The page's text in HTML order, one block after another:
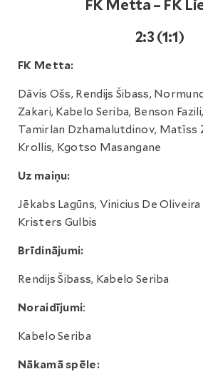
FK Metta – FK
2:3 (1:1)
FK Metta:
Dāvis Ošs, Rendijs Šibass,
Zakari, Kabelo Seriba, Benson
Tamirlan Dzhamalutdinov, Matīss
Krollis, Kgotso Masangane
Uz maiņu:
Jēkabs Lagūns, Vinicius De
Kristers Gulbis
Brīdinājumi:
Rendijs Šibass, Kabelo Seriba
Noraidījumi:
Kabelo Seriba
Nākamā spēle: